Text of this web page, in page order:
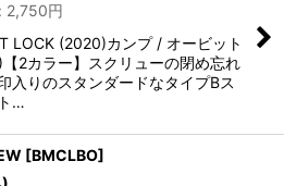
: 2,750円
LOCK (2020)カンプ / オービット
2カラー】スクリューの閉め忘れ
入りのスタンダードなタイプBス
…
[BMCLBO]